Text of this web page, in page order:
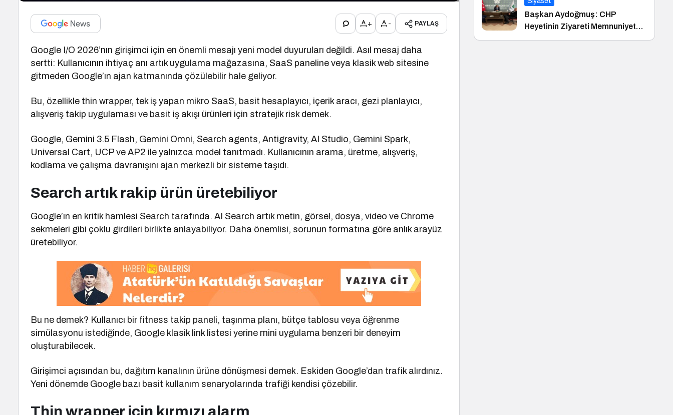
+ - PAYLAŞ
Google I/O 2026’nın girişimci için en önemli mesajı yeni model duyuruları değildi. Asıl mesaj daha
sertti: Kullanıcının ihtiyaç anı artık uygulama mağazasına, SaaS paneline veya klasik web sitesine
gitmeden Google’ın ajan katmanında çözülebilir hale geliyor.
Bu, özellikle thin wrapper, tek iş yapan mikro SaaS, basit hesaplayıcı, içerik aracı, gezi planlayıcı,
alışveriş takip uygulaması ve basit iş akışı ürünleri için stratejik risk demek.
Google, Gemini 3.5 Flash, Gemini Omni, Search agents, Antigravity, AI Studio, Gemini Spark,
Universal Cart, UCP ve AP2 ile yalnızca model tanıtmadı. Kullanıcının arama, üretme, alışveriş,
kodlama ve çalışma davranışını ajan merkezli bir sisteme taşıdı.
Search artık rakip ürün üretebiliyor
Google’ın en kritik hamlesi Search tarafında. AI Search artık metin, görsel, dosya, video ve Chrome
sekmeleri gibi çoklu girdileri birlikte anlayabiliyor. Daha önemlisi, sorunun formatına göre anlık arayüz
üretebiliyor.
Bu ne demek? Kullanıcı bir fitness takip paneli, taşınma planı, bütçe tablosu veya öğrenme
simülasyonu istediğinde, Google klasik link listesi yerine mini uygulama benzeri bir deneyim
oluşturabilecek.
Girişimci açısından bu, dağıtım kanalının ürüne dönüşmesi demek. Eskiden Google’dan trafik alırdınız.
Yeni dönemde Google bazı basit kullanım senaryolarında trafiği kendisi çözebilir.
Thin wrapper için kırmızı alarm
Başkan Aydoğmuş: CHP
Heyetinin Ziyareti Memnuniyet
Verici